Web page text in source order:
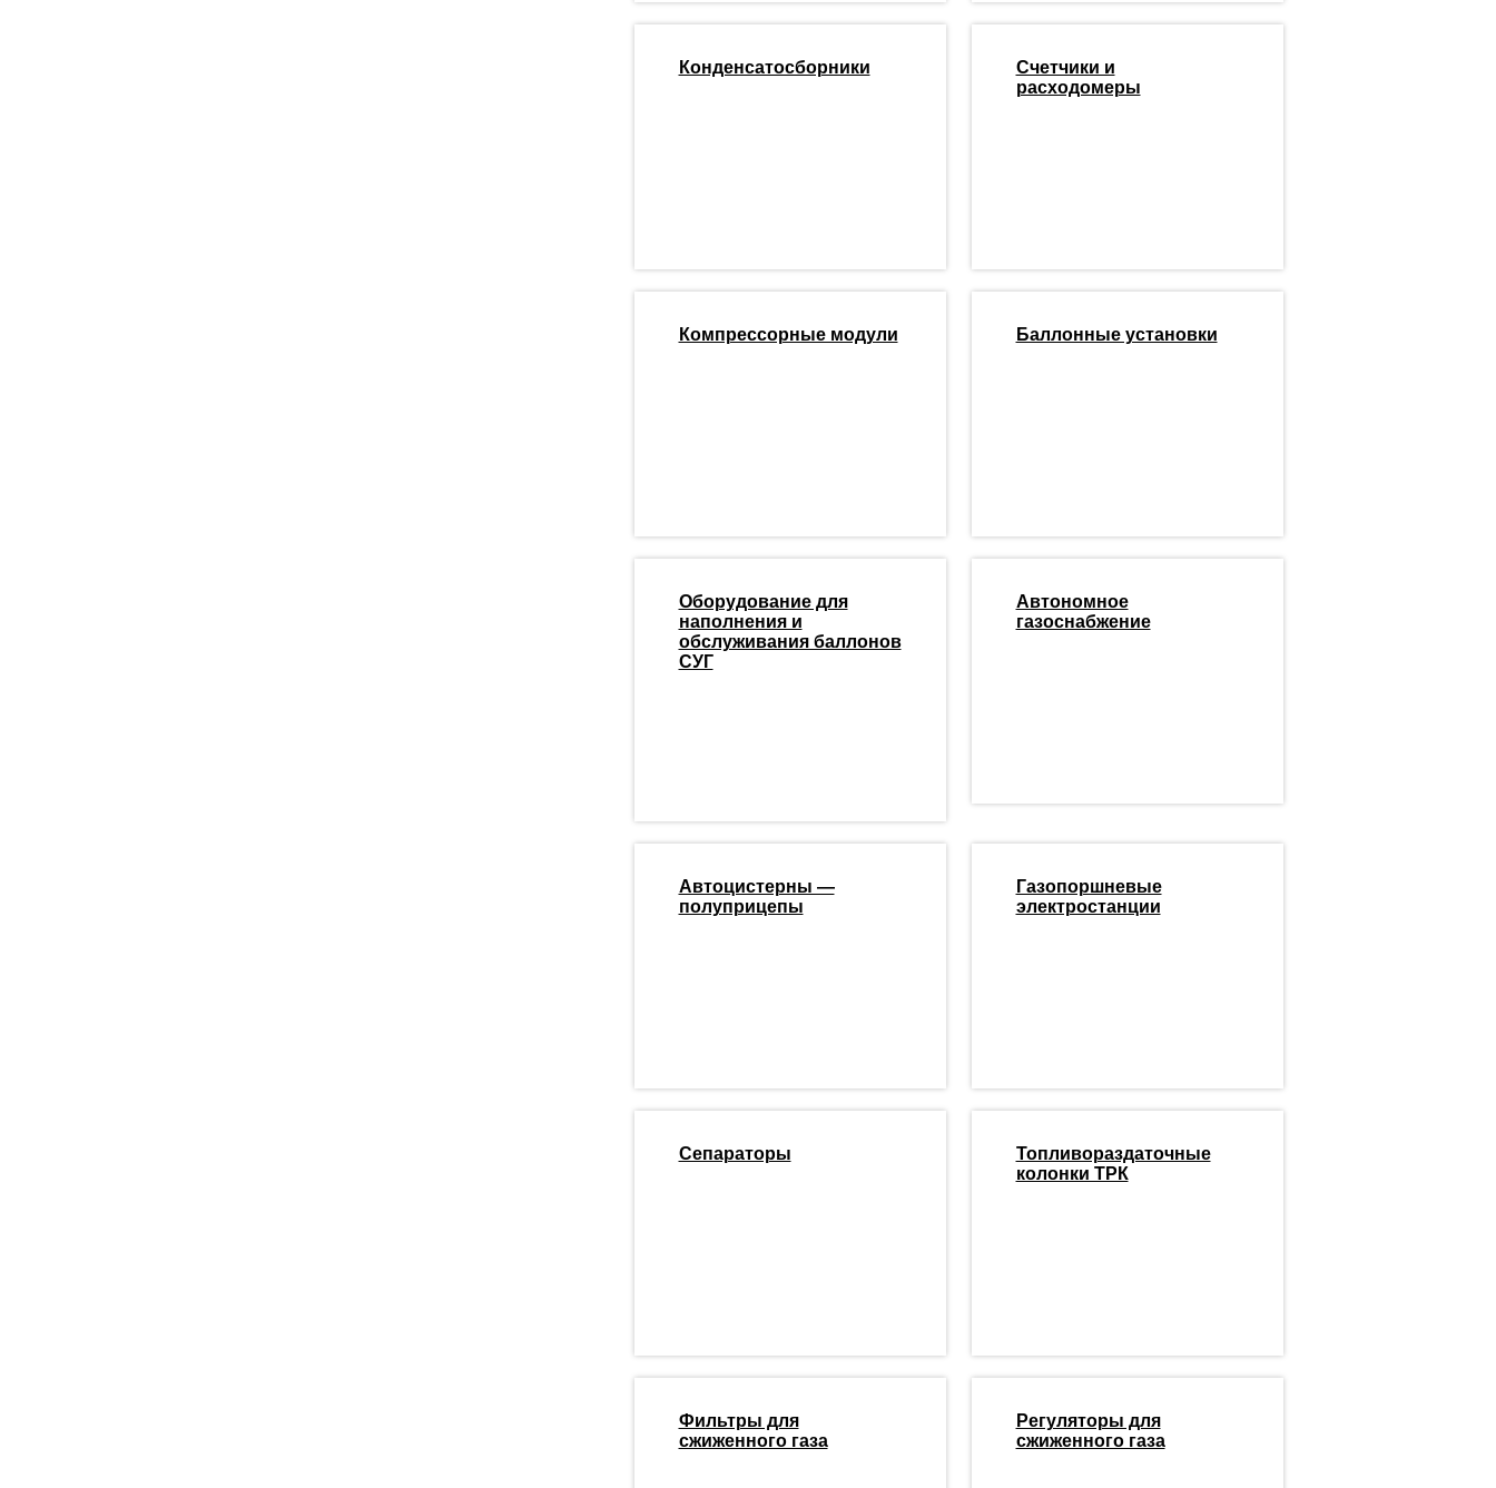
Конденсатосборники
Счетчики и
расходомеры
Компрессорные модули Баллонные установки
Оборудование для
наполнения и
обслуживания баллонов
СУГ
Автономное
газоснабжение
Автоцистерны —
полуприцепы
Газопоршневые
электростанции
Сепараторы
Топливораздаточные
колонки ТРК
Фильтры для
сжиженного газа
Регуляторы для
сжиженного газа